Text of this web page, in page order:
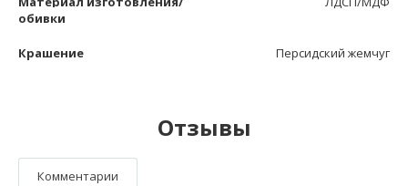
обивки
Крашение Персидский жемчуг
Отзывы
Комментарии